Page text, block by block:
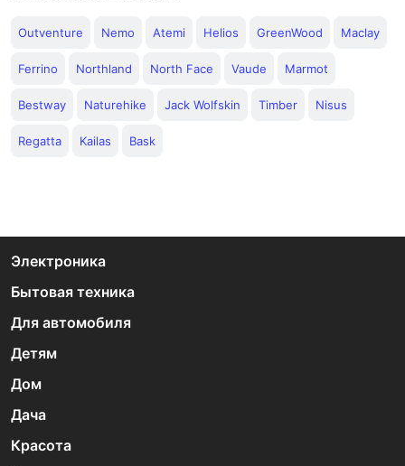
Outventure Nemo Atemi Helios GreenWood Maclay
Ferrino Northland North Face Vaude Marmot
Bestway Naturehike Jack Wolfskin Timber Nisus
Regatta Kailas Bask
Электроника
Бытовая техника
Для автомобиля
Детям
Дом
Дача
Красота